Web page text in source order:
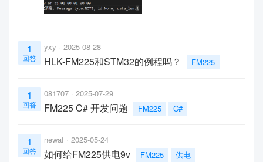
1
回答
yxy 2025-08-28
HLK-FM225和STM32的例程吗？ FM225
1
回答
081707 2025-07-29
FM225 C# 开发问题 FM225 C#
1
回答
newaf 2025-05-24
如何给FM225供电9v FM225 供电